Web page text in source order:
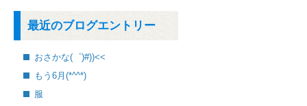
最近のブログエントリー
おさかな(゜)#))<<
もう6月(*^^*)
服